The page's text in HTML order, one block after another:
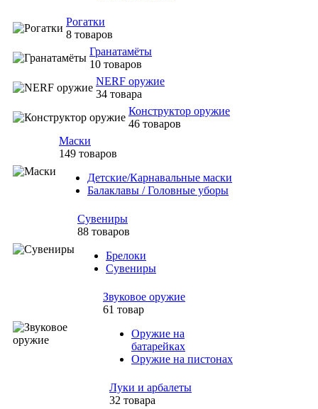
Рогатки
8 товаров
Гранатамёты
10 товаров
NERF оружие
34 товара
Конструктор оружие
46 товаров
Маски
149 товаров
Детские/Карнавальные маски
Балаклавы / Головные уборы
Сувениры
88 товаров
Брелоки
Сувениры
Звуковое оружие
61 товар
Оружие на
батарейках
Оружие на пистонах
Луки и арбалеты
32 товара